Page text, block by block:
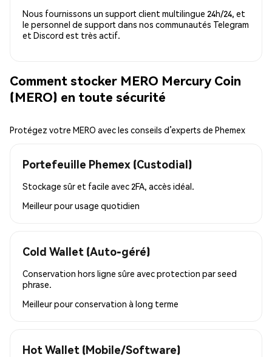
Nous fournissons un support client multilingue 24h/24, et
le personnel de support dans nos communautés Telegram
et Discord est très actif.
Comment stocker MERO Mercury Coin
(MERO) en toute sécurité
Protégez votre MERO avec les conseils d’experts de Phemex
Portefeuille Phemex (Custodial)
Stockage sûr et facile avec 2FA, accès idéal.
Meilleur pourusage quotidien
Cold Wallet (Auto-géré)
Conservation hors ligne sûre avec protection par seed
phrase.
Meilleur pourconservation à long terme
Hot Wallet (Mobile/Software)